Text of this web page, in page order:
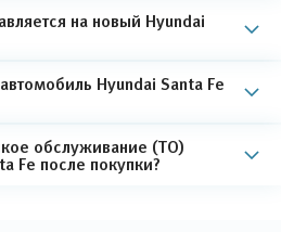
на новый Hyundai
Hyundai Santa Fe
обслуживание (ТО)
Fe после покупки?